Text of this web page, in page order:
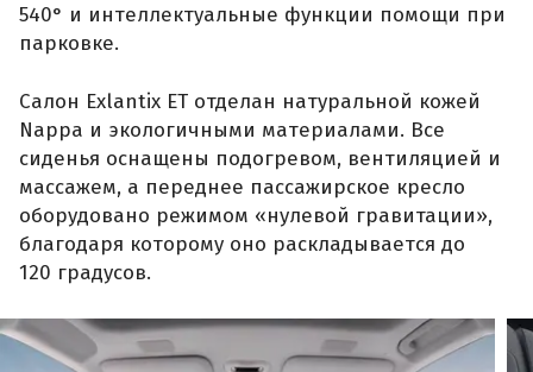
540° и интеллектуальные функции помощи при
парковке.
Салон Exlantix ET отделан натуральной кожей
Nappa и экологичными материалами. Все
сиденья оснащены подогревом, вентиляцией и
массажем, а переднее пассажирское кресло
оборудовано режимом «нулевой гравитации»,
благодаря которому оно раскладывается до
120 градусов.